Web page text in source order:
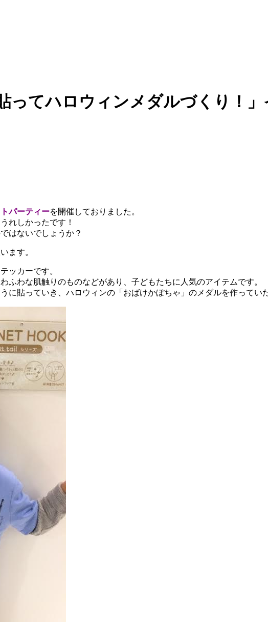
ってハロウィンメダルづくり！
パーティーを開催しておりました。
れしかったです！
はないでしょうか？
ます。
ッカーです。
ふわな肌触りのものなどがあり、子どもたちに人気のアイテムです。
に貼っていき、ハロウィンの「おばけかぼちゃ」のメダルを作ってい